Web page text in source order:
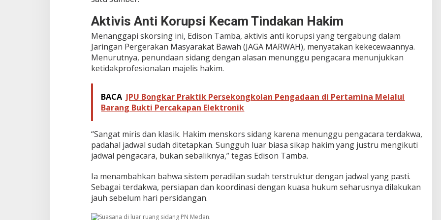
s
H
u
k
u
m
P
N
M
d
a
n
Aktivis Anti Korupsi Kecam Tindakan Hakim
Menanggapi skorsing ini, Edison Tamba, aktivis anti korupsi yang tergabung dalam
Jaringan Pergerakan Masyarakat Bawah (JAGA MARWAH), menyatakan kekecewaannya.
Menurutnya, penundaan sidang dengan alasan menunggu pengacara menunjukkan
ketidakprofesionalan majelis hakim.
BACA JPU Bongkar Praktik Persekongkolan Pengadaan di Pertamina Melalui
Barang Bukti Percakapan Elektronik
“Sangat miris dan klasik. Hakim menskors sidang karena menunggu pengacara terdakwa,
padahal jadwal sudah ditetapkan. Sungguh luar biasa sikap hakim yang justru mengikuti
jadwal pengacara, bukan sebaliknya,” tegas Edison Tamba.
Ia menambahkan bahwa sistem peradilan sudah terstruktur dengan jadwal yang pasti.
Sebagai terdakwa, persiapan dan koordinasi dengan kuasa hukum seharusnya dilakukan
jauh sebelum hari persidangan.